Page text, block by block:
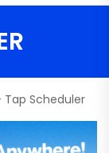
Scheduler